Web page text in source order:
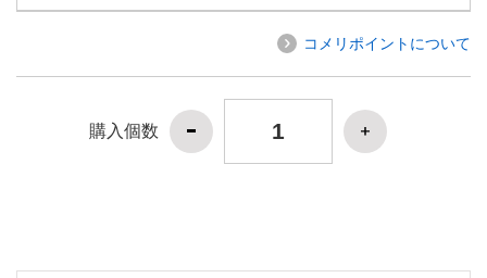
コメリポイントについて
購入個数